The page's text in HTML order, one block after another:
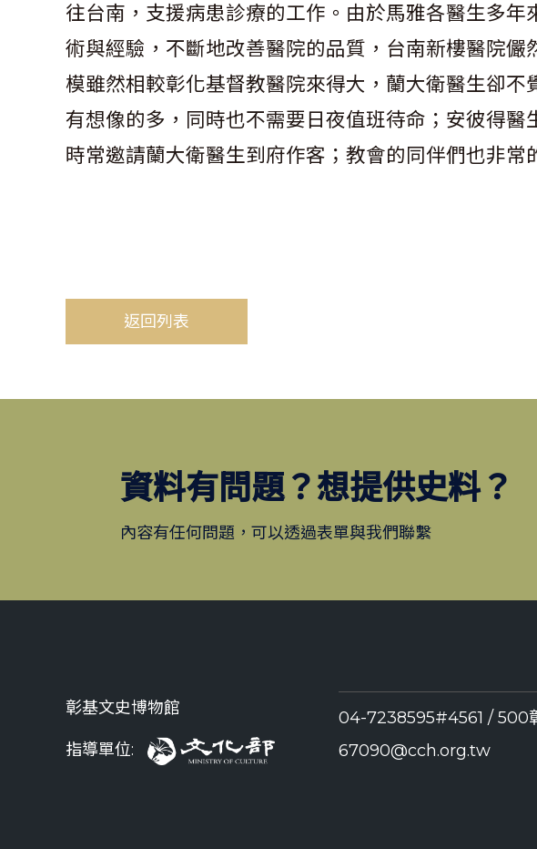
往台南，支援病患診療的工作。由於馬雅各醫生多年
術與經驗，不斷地改善醫院的品質，台南新樓醫院儼
模雖然相較彰化基督教醫院來得大，蘭大衛醫生卻不
有想像的多，同時也不需要日夜值班待命；安彼得醫
時常邀請蘭大衛醫生到府作客；教會的同伴們也非常
返回列表
資料有問題？想提供史料？
內容有任何問題，可以透過表單與我們聯繫
彰基文史博物館
指導單位:
04-7238595#4561 / 500
67090@cch.org.tw